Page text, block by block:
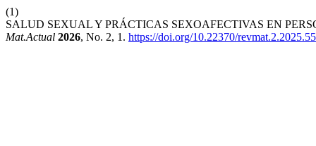
(1)
SALUD SEXUAL Y PRÁCTICAS SEXOAFECTIVAS EN
Mat.Actual 2026, No. 2, 1. https://doi.org/10.22370/